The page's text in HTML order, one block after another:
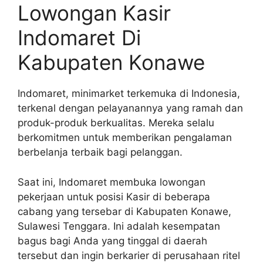
Lowongan Kasir
Indomaret Di
Kabupaten Konawe
Indomaret, minimarket terkemuka di Indonesia,
terkenal dengan pelayanannya yang ramah dan
produk-produk berkualitas. Mereka selalu
berkomitmen untuk memberikan pengalaman
berbelanja terbaik bagi pelanggan.
Saat ini, Indomaret membuka lowongan
pekerjaan untuk posisi Kasir di beberapa
cabang yang tersebar di Kabupaten Konawe,
Sulawesi Tenggara. Ini adalah kesempatan
bagus bagi Anda yang tinggal di daerah
tersebut dan ingin berkarier di perusahaan ritel